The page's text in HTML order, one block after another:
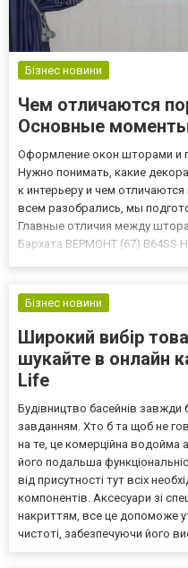
Бізнес новини
Чем отличаются
Основные
Оформление окон шторами и
Нужно понимать, какие
к интерьеру и чем
всем разобрались, мы
Главные отличия между
Бархата ВЕРМОНТ (67) B64SS
Бізнес новини
Широкий вибір
шукайте в онлайн
Life
Будівництво басейнів завжди
завданням. Хто б та щоб не
на те, це комерційна
його подальша
від присутності тут всіх
компонентів. Аксесуари зі
накриттям, все це допоможе
чистоті, забезпечуючи його